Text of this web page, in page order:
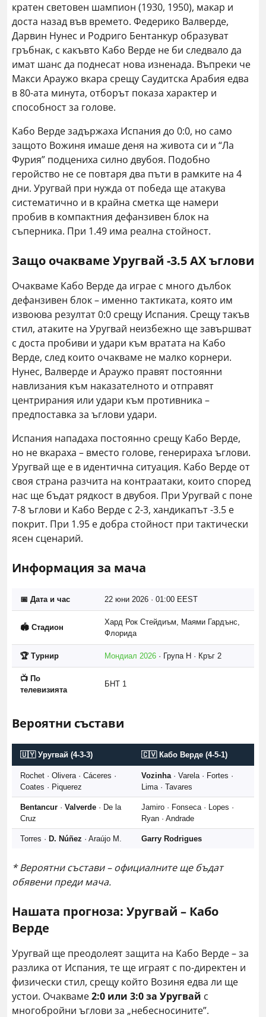
кратен световен шампион (1930, 1950), макар и
доста назад във времето. Федерико Валверде,
Дарвин Нунес и Родриго Бентанкур образуват
гръбнак, с какъвто Кабо Верде не би следвало да
имат шанс да поднесат нова изненада. Въпреки че
Макси Араужо вкара срещу Саудитска Арабия едва
в 80-ата минута, отборът показа характер и
способност за голове.
Кабо Верде задържаха Испания до 0:0, но само
защото Вожиня имаше деня на живота си и “Ла
Фурия” подцениха силно двубоя. Подобно
геройство не се повтаря два пъти в рамките на 4
дни. Уругвай при нужда от победа ще атакува
систематично и в крайна сметка ще намери
пробив в компактния дефанзивен блок на
съперника. При 1.49 има реална стойност.
Защо очакваме Уругвай -3.5 АХ ъглови
Очакваме Кабо Верде да играе с много дълбок
дефанзивен блок – именно тактиката, която им
извоюва резултат 0:0 срещу Испания. Срещу такъв
стил, атаките на Уругвай неизбежно ще завършват
с доста пробиви и удари към вратата на Кабо
Верде, след които очакваме не малко корнери.
Нунес, Валверде и Араужо правят постоянни
навлизания към наказателното и отправят
центрирания или удари към противника –
предпоставка за ъглови удари.
Испания нападаха постоянно срещу Кабо Верде,
но не вкараха – вместо голове, генерираха ъглови.
Уругвай ще е в идентична ситуация. Кабо Верде от
своя страна разчита на контраатаки, които според
нас ще бъдат рядкост в двубоя. При Уругвай с поне
7-8 ъглови и Кабо Верде с 2-3, хандикапът -3.5 е
покрит. При 1.95 е добра стойност при тактически
ясен сценарий.
Информация за мача
📅 Дата и час 22 юни 2026 · 01:00 EEST
🏟️ Стадион
Хард Рок Стейдиъм, Маями Гардънс,
Флорида
🏆 Турнир Мондиал 2026 · Група H · Кръг 2
📺 По
телевизията
БНТ 1
Вероятни състави
🇺🇾 Уругвай (4-3-3) 🇨🇻 Кабо Верде (4-5-1)
Rochet · Olivera · Cáceres ·
Coates · Piquerez
Vozinha· Varela · Fortes ·
Lima · Tavares
Bentancur · Valverde · De la
Cruz
Jamiro · Fonseca · Lopes ·
Ryan · Andrade
Torres · D. Núñez · Araújo M. Garry Rodrigues
* Вероятни състави – официалните ще бъдат
обявени преди мача.
Нашата прогноза: Уругвай – Кабо
Верде
Уругвай ще преодолеят защита на Кабо Верде – за
разлика от Испания, те ще играят с по-директен и
физически стил, срещу който Возиня едва ли ще
устои. Очакваме2:0 или 3:0 за Уругвай с
многобройни ъглови за „небесносините”.